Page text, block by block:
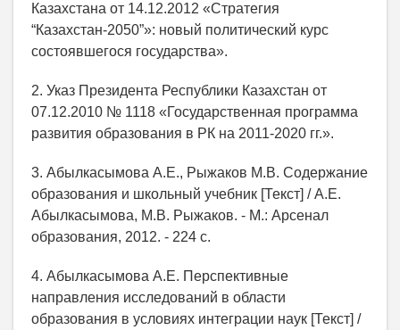
Казахстана от 14.12.2012 «Стратегия
“Казахстан-2050”»: новый политический курс
состоявшегося государства».
2. Указ Президента Республики Казахстан от
07.12.2010 № 1118 «Государственная программа
развития образования в РК на 2011-2020 гг.».
3. Абылкасымова А.Е., Рыжаков М.В. Содержание
образования и школьный учебник [Текст] / А.Е.
Абылкасымова, М.В. Рыжаков. - М.: Арсенал
образования, 2012. - 224 с.
4. Абылкасымова А.Е. Перспективные
направления исследований в области
образования в условиях интеграции наук [Текст] /